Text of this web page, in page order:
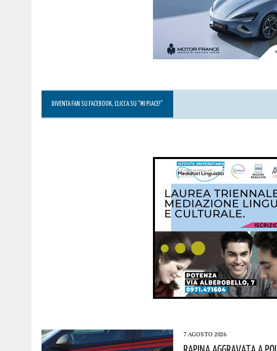
DIVENTA FAN SU FACEBOOK, CLICCA SU “MI PIACE!”
7 AGOSTO 2026